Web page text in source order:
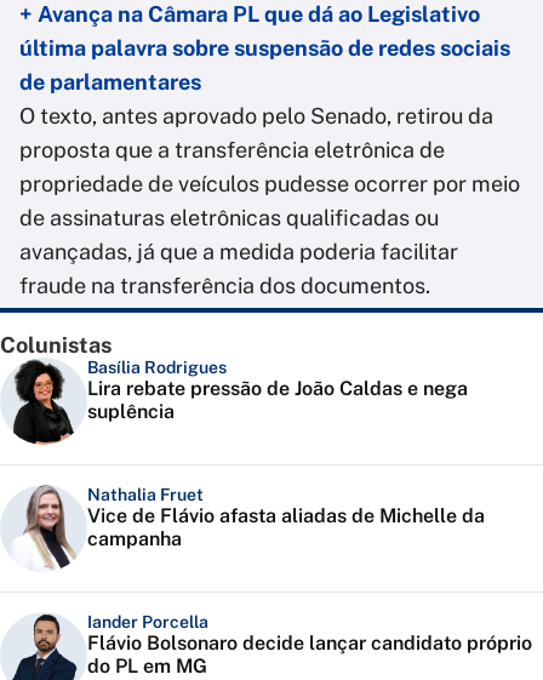
+ Avança na Câmara PL que dá ao Legislativo
última palavra sobre suspensão de redes sociais
de parlamentares
O texto, antes aprovado pelo Senado, retirou da
proposta que a transferência eletrônica de
propriedade de veículos pudesse ocorrer por meio
de assinaturas eletrônicas qualificadas ou
avançadas, já que a medida poderia facilitar
fraude na transferência dos documentos.
Colunistas
Basília Rodrigues
Lira rebate pressão de João Caldas e nega
suplência
Nathalia Fruet
Vice de Flávio afasta aliadas de Michelle da
campanha
Iander Porcella
Flávio Bolsonaro decide lançar candidato próprio
do PL em MG